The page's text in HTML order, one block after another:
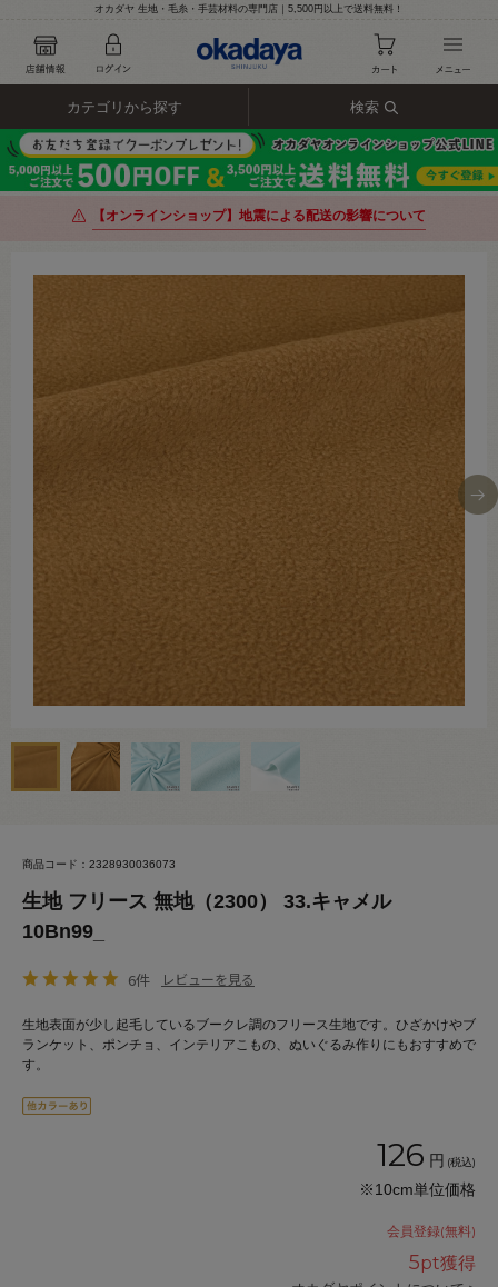
オカダヤ 生地・毛糸・手芸材料の専門店｜5,500円以上で送料無料！
カテゴリから探す 検索
【オンラインショップ】地震による配送の影響について
商品コード：2328930036073
生地 フリース 無地（2300） 33.キャメル
10Bn99_
6件 レビューを見る
生地表面が少し起毛しているブークレ調のフリース生地です。ひざかけやブ
ランケット、ポンチョ、インテリアこもの、ぬいぐるみ作りにもおすすめで
す。
126 円 (税込)
※10cm単位価格
会員登録(無料)
5pt獲得